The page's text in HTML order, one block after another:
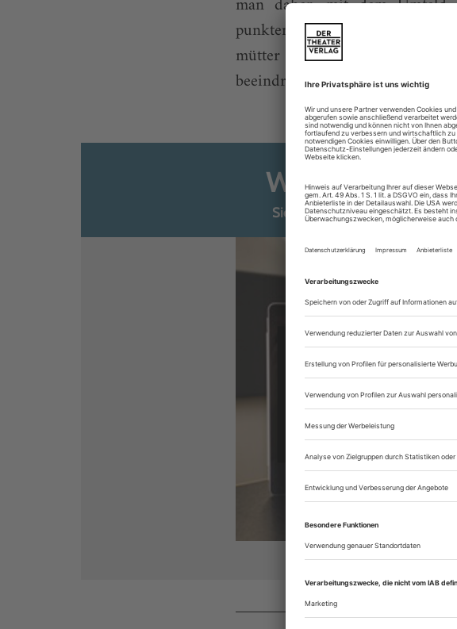
punkten. Allen voran:
mütter ein Projekt aus, um
beeindruckenden ...
Weiterlesen
Sie sind bereits Abonnent der